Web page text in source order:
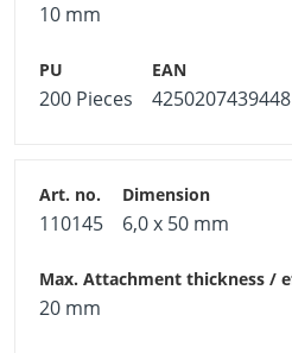
10 mm
200 Pieces 4250207439448
110145 6,0 x 50 mm
20 mm